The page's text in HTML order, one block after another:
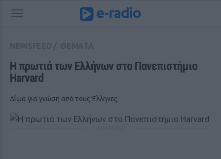
Η πρωτιά των Ελλήνων στο Πανεπιστήμιο
Harvard
Δίψα για γνώση από τους Έλληνες